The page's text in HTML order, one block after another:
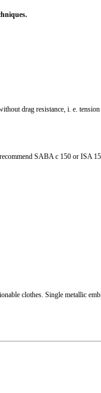
drag resistance, i. e.
SABA c 150 or ISA
clothes. Single metallic